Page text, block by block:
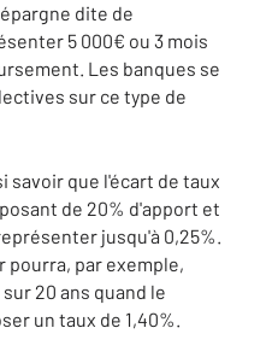
dite de
5 000€ ou 3 mois
Les banques se
sur ce type de
savoir que l'écart de taux
de 20% d'apport et
jusqu'à 0,25%.
par exemple,
20 ans quand le
un taux de 1,40%.